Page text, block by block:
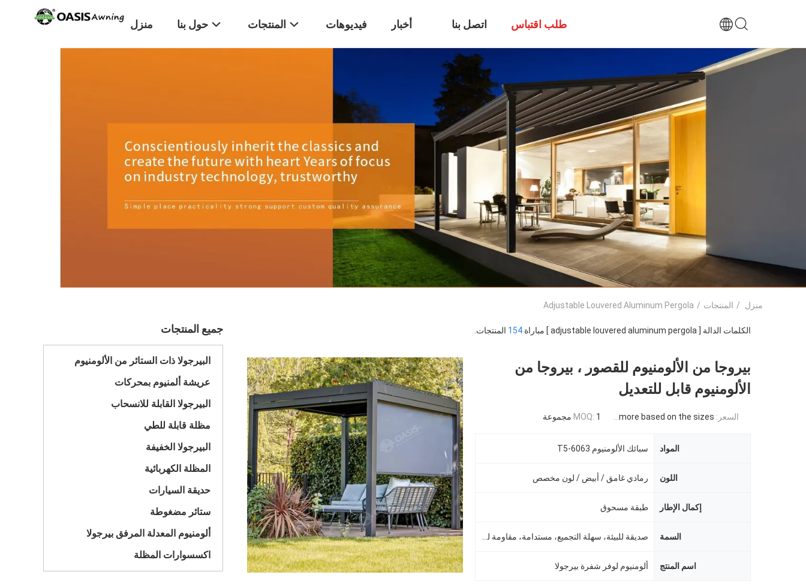
منزل حول بنا المنتجات فيديوهات أخبار اتصل بنا طلب اقتباس
منزل / المنتجات /
Adjustable Louvered Aluminum Pergola
جميع المنتجات
البيرجولا ذات الستائر من الألومنيوم
عريشة ألمنيوم بمحركات
البيرجولا القابلة للانسحاب
مظلة قابلة للطي
البيرجولا الخفيفة
المظلة الكهربائية
حديقة السيارات
ستائر مضغوطة
ألومنيوم المعدلة المرفق بيرجولا
اكسسوارات المظلة
الكلمات الدالة [ adjustable louvered aluminum pergola ] مباراة 154 المنتجات.
بيروجا من الألومنيوم للقصور ، بيروجا من
الألومنيوم قابل للتعديل
السعر: USD 871USD ~4000USD or more based on the sizes
MOQ: 1 مجموعة
المواد سبائك الألومنيوم 6063-T5
اللون رمادي غامق / أبيض / لون مخصص
إكمال الإطار طبقة مسحوق
السمة
اسم المنتج ألومنيوم لوفر شفرة بيرجولا